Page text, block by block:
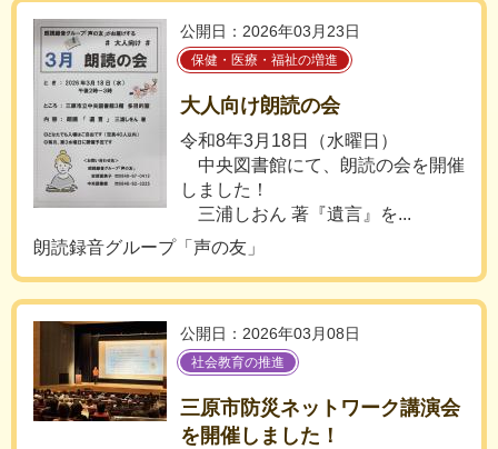
公開日：2026年03月23日
保健・医療・福祉の増進
大人向け朗読の会
令和8年3月18日（水曜日）
中央図書館にて、朗読の会を開催
しました！
三浦しおん 著『遺言』を...
朗読録音グループ「声の友」
公開日：2026年03月08日
社会教育の推進
三原市防災ネットワーク講演会
を開催しました！